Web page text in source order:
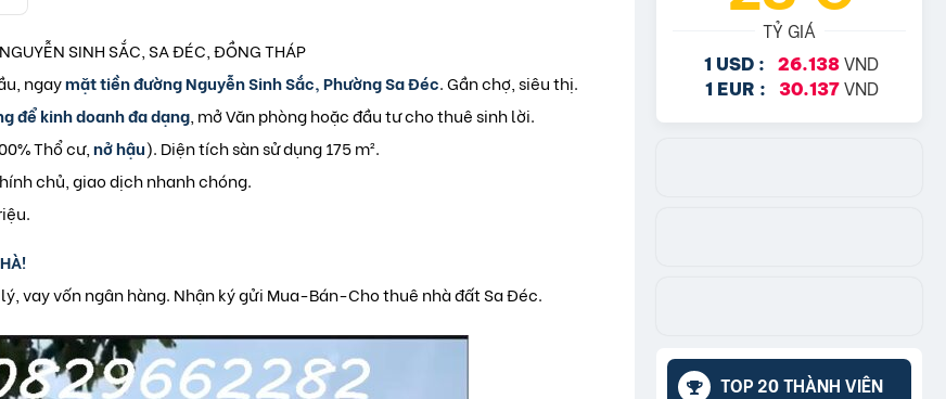
SINH SẮC, SA ĐÉC, ĐỒNG THÁP
ngaymặt tiền đường Nguyễn Sinh Sắc, Phường Sa Đéc. Gần chợ, siêu thị.
để kinh doanh đa dạng , mở Văn phòng hoặc đầu tư cho thuê sinh lời.
Thổ cư, nở hậu). Diện tích sàn sử dụng 175 m².
chủ, giao dịch nhanh chóng.
vay vốn ngân hàng. Nhận ký gửi Mua-Bán-Cho thuê nhà đất Sa Đéc.
TỶ GIÁ
1 USD : 26.138 VND
1 EUR : 30.137VND
TOP 20 THÀNH VIÊN